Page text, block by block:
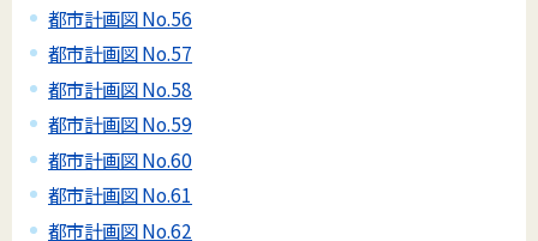
都市計画図 No.56
都市計画図 No.57
都市計画図 No.58
都市計画図 No.59
都市計画図 No.60
都市計画図 No.61
都市計画図 No.62